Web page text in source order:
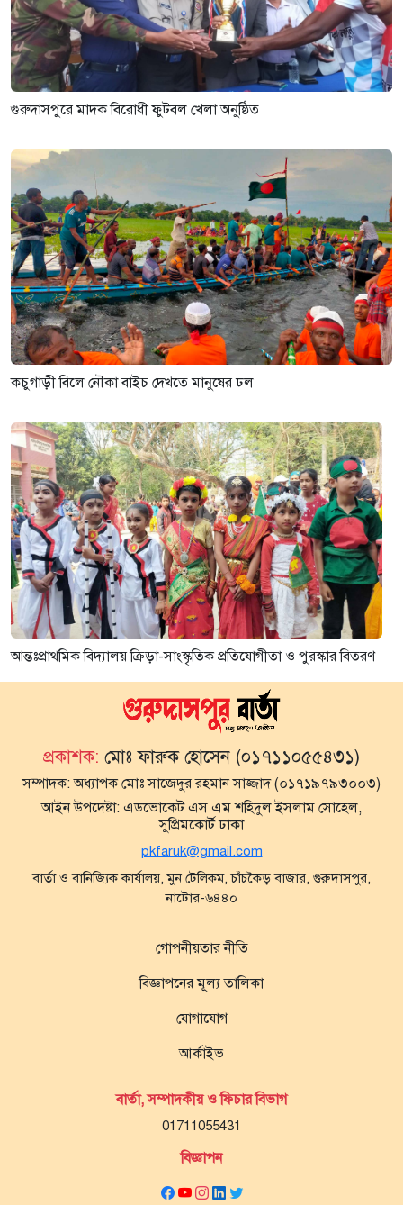
গুরুদাসপুরে মাদক বিরোধী ফুটবল খেলা অনুষ্ঠিত
কচুগাড়ী বিলে নৌকা বাইচ দেখতে মানুষের ঢল
আন্তঃপ্রাথমিক বিদ্যালয় ক্রিড়া-সাংস্কৃতিক প্রতিযোগীতা ও পুরস্কার বিতরণ
প্রকাশক: মোঃ ফারুক হোসেন (০১৭১১০৫৫৪৩১)
সম্পাদক:অধ্যাপক মোঃ সাজেদুর রহমান সাজ্জাদ (০১৭১৯৭৯৩০০৩)
আইন উপদেষ্টা: এডভোকেট এস এম শহিদুল ইসলাম সোহেল,
সুপ্রিমকোর্ট ঢাকা
pkfaruk@gmail.com
বার্তা ও বানিজ্যিক কার্যালয়, মুন টেলিকম, চাঁচকৈড় বাজার, গুরুদাসপুর,
নাটোর-৬৪৪০
গোপনীয়তার নীতি
বিজ্ঞাপনের মূল্য তালিকা
যোগাযোগ
আর্কাইভ
বার্তা, সম্পাদকীয় ও ফিচার বিভাগ
01711055431
বিজ্ঞাপন